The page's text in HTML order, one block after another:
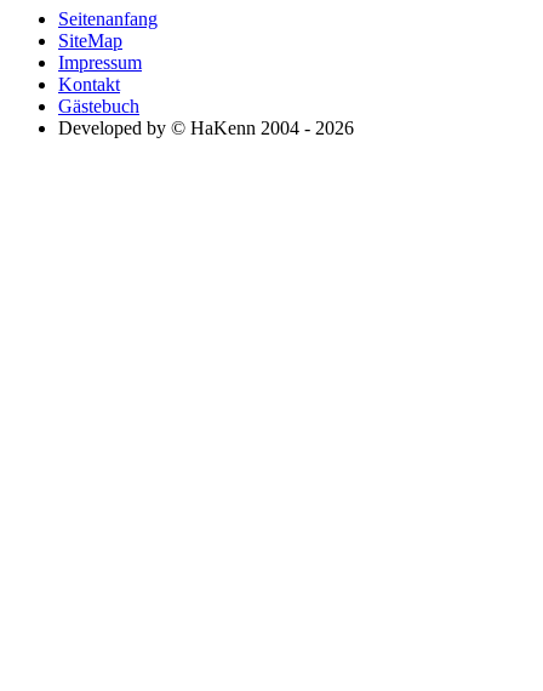
Seitenanfang
SiteMap
Impressum
Kontakt
Gästebuch
Developed by © HaKenn 2004 - 2026